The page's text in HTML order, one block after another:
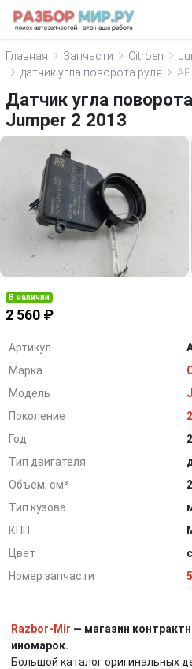
Главная Запчасти Citroen
датчик угла поворота руля
Датчик угла
Jumper 2 2013
В наличии
2 560 ₽
Артикул
Марка
Модель
Поколение
Год
Тип двигателя
Объем, см³
Тип кузова
КПП
Цвет
Номер запчасти
Razbor-Mir — магазин
иномарок.
Большой каталог оригинальных